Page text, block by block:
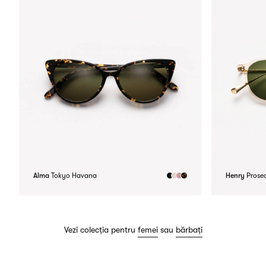
Alma Tokyo Havana Henry
Vezi colecția pentru femei sau bărbați